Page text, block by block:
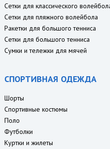
Сетки для классического
Сетки для пляжного волейбола
Ракетки для большого тенниса
Сетки для большого тенниса
Сумки и тележки для мячей
СПОРТИВНАЯ ОДЕЖДА
Шорты
Спортивные костюмы
Поло
Футболки
Куртки и жилеты